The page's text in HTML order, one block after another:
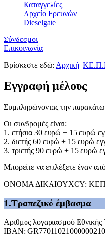
Καταγγελίες
Αρχείο Ερευνών
Dieselgate
Σύνδεσμοι
Επικοινωνία
Βρίσκεστε εδώ: Αρχική
Εγγραφή μέλους
Συμπληρώνοντας την
Οι συνδρομές είναι:
1. ετήσια 30 ευρώ + 15 ευρώ
2. διετής 60 ευρώ + 15 ευρώ
3. τριετής 90 ευρώ + 15 ευρώ
Μπορείτε να επιλέξετε έναν
ΟΝΟΜΑ ΔΙΚΑΙΟΥΧΟΥ:
1.Τραπεζικό έμβασμα
Αριθμός λογαριασμού
IBAN: